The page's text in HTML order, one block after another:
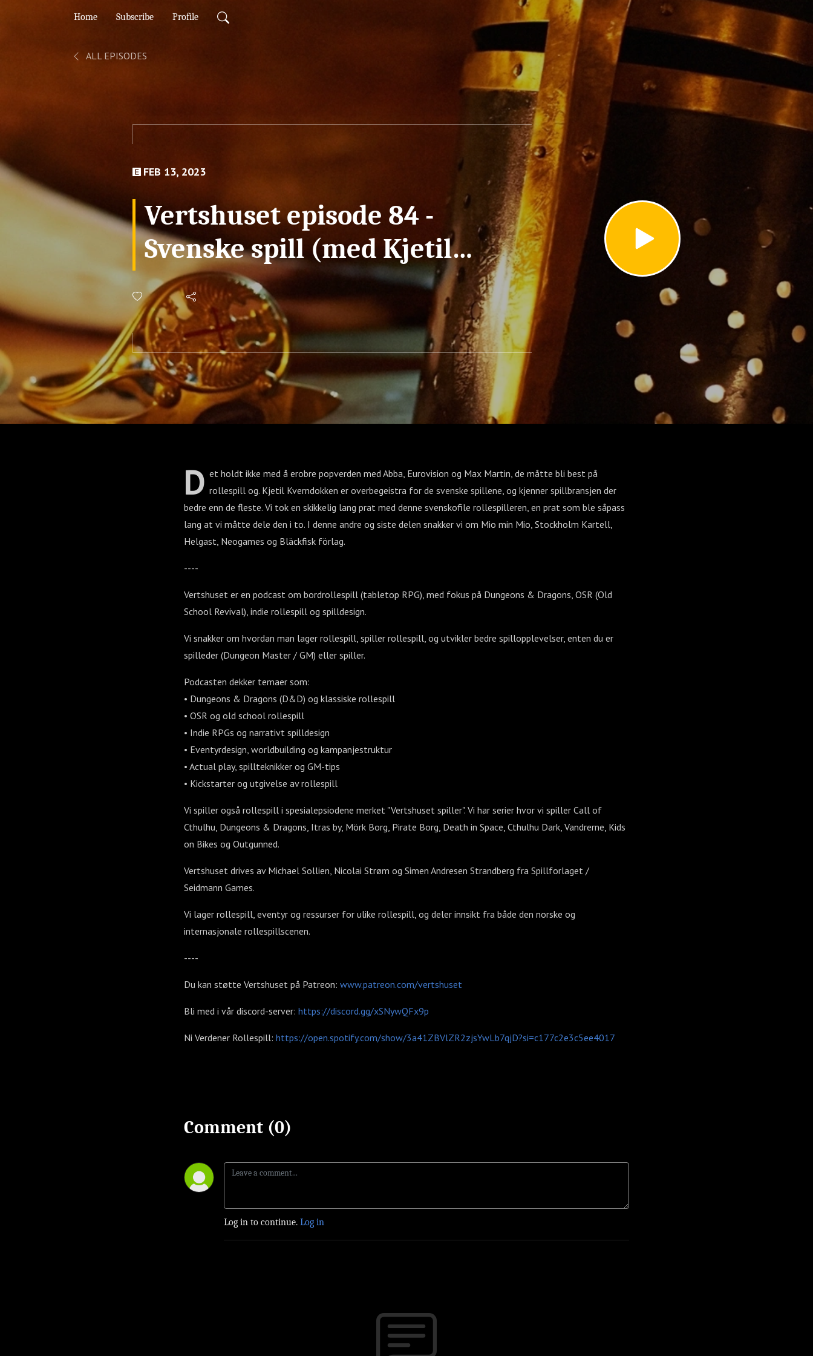
Home Subscribe Profile
ALL EPISODES
FEB 13, 2023
Vertshuset episode 84 -
Svenske spill (med Kjetil
Kverndokken) - Del 2
D et holdt ikke med å erobre popverden med Abba, Eurovision og Max Martin, de måtte bli best på
rollespill og. Kjetil Kverndokken er overbegeistra for de svenske spillene, og kjenner spillbransjen der
bedre enn de fleste. Vi tok en skikkelig lang prat med denne svenskofile rollespilleren, en prat som ble såpass
lang at vi måtte dele den i to. I denne andre og siste delen snakker vi om Mio min Mio, Stockholm Kartell,
Helgast, Neogames og Bläckfisk förlag.
----
Vertshuset er en podcast om bordrollespill (tabletop RPG), med fokus på Dungeons & Dragons, OSR (Old
School Revival), indie rollespill og spilldesign.
Vi snakker om hvordan man lager rollespill, spiller rollespill, og utvikler bedre spillopplevelser, enten du er
spilleder (Dungeon Master / GM) eller spiller.
Podcasten dekker temaer som:
• Dungeons & Dragons (D&D) og klassiske rollespill
• OSR og old school rollespill
• Indie RPGs og narrativt spilldesign
• Eventyrdesign, worldbuilding og kampanjestruktur
• Actual play, spillteknikker og GM-tips
• Kickstarter og utgivelse av rollespill
Vi spiller også rollespill i spesialepsiodene merket "Vertshuset spiller". Vi har serier hvor vi spiller Call of
Cthulhu, Dungeons & Dragons, Itras by, Mörk Borg, Pirate Borg, Death in Space, Cthulhu Dark, Vandrerne, Kids
on Bikes og Outgunned.
Vertshuset drives av Michael Sollien, Nicolai Strøm og Simen Andresen Strandberg fra Spillforlaget /
Seidmann Games.
Vi lager rollespill, eventyr og ressurser for ulike rollespill, og deler innsikt fra både den norske og
internasjonale rollespillscenen.
----
Du kan støtte Vertshuset på Patreon: www.patreon.com/vertshuset
Bli med i vår discord-server: https://discord.gg/xSNywQFx9p
Ni Verdener Rollespill: https://open.spotify.com/show/3a41ZBVlZR2zjsYwLb7qjD?si=c177c2e3c5ee4017
Comment (0)
Log in to continue. Log in